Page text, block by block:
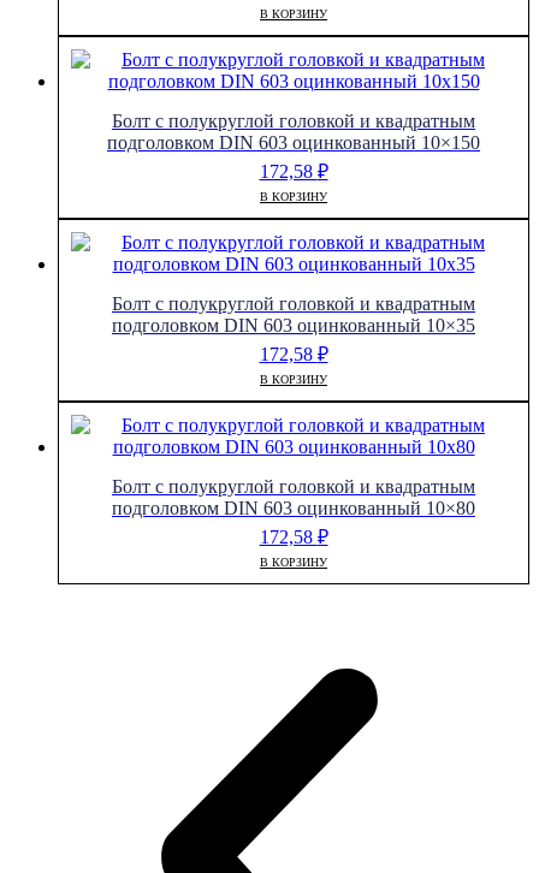
В КОРЗИНУ
Болт с полукруглой головкой и квадратным
подголовком DIN 603 оцинкованный 10×150
172,58 ₽
В КОРЗИНУ
Болт с полукруглой головкой и квадратным
подголовком DIN 603 оцинкованный 10×35
172,58 ₽
В КОРЗИНУ
Болт с полукруглой головкой и квадратным
подголовком DIN 603 оцинкованный 10×80
172,58 ₽
В КОРЗИНУ